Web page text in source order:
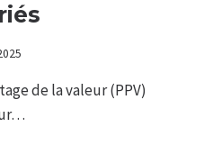
de la valeur (PPV)